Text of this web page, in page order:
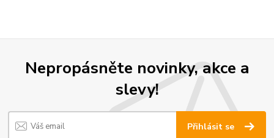
Nepropásněte novinky, akce a
slevy!
Přihlásit se